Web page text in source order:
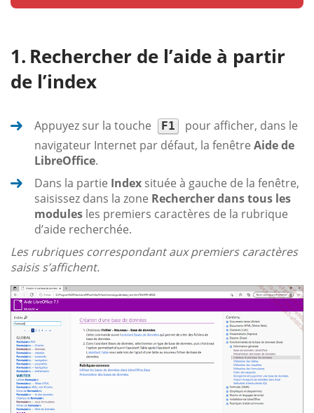
Rechercher de l’aide à partir
de l’index
Appuyez sur la touche F1
pour afficher, dans le
navigateur Internet par défaut, la fenêtre Aide de
LibreOffice.
Dans la partie Index située à gauche de la fenêtre,
saisissez dans la zone Rechercher dans tous les
modules les premiers caractères de la rubrique
d’aide recherchée.
Les rubriques correspondant aux premiers caractères
saisis s’affichent.